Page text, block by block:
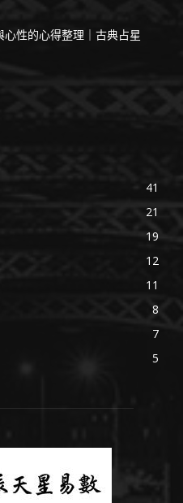
心性的心得整理｜古典占星
41
21
19
12
11
8
7
5